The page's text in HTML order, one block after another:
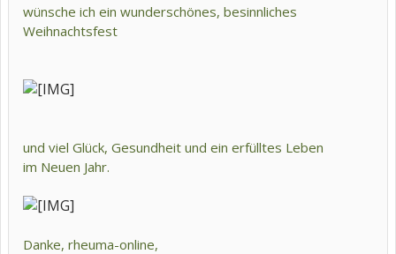
wünsche ich ein wunderschönes, besinnliches
Weihnachtsfest
und viel Glück, Gesundheit und ein erfülltes Leben
im Neuen Jahr.
Danke, rheuma-online,